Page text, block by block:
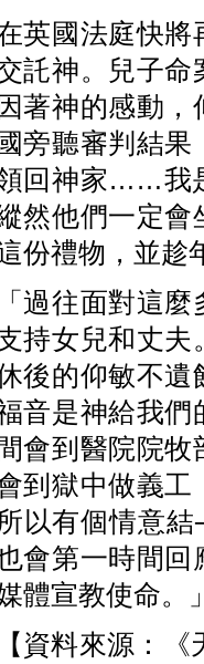
英國法庭快將
託神。兒子命
因著神的感動
國旁聽審判結
回神家……我
然他們一定會
份禮物，並趁
「過往面對這
持女兒和丈夫
後的仰敏不遺
音是神給我們
間會到醫院院
到獄中做義工
所以有個情意
會第一時間回
體宣教使命。
【資料來源：